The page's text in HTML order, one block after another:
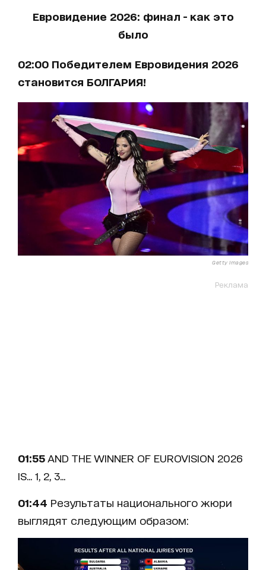
Евровидение 2026: финал - как это
было
02:00 Победителем Евровидения 2026
становится БОЛГАРИЯ!
Getty Images
Реклама
01:55 AND THE WINNER OF EUROVISION 2026
IS... 1, 2, 3...
01:44 Результаты национального жюри
выглядят следующим образом: